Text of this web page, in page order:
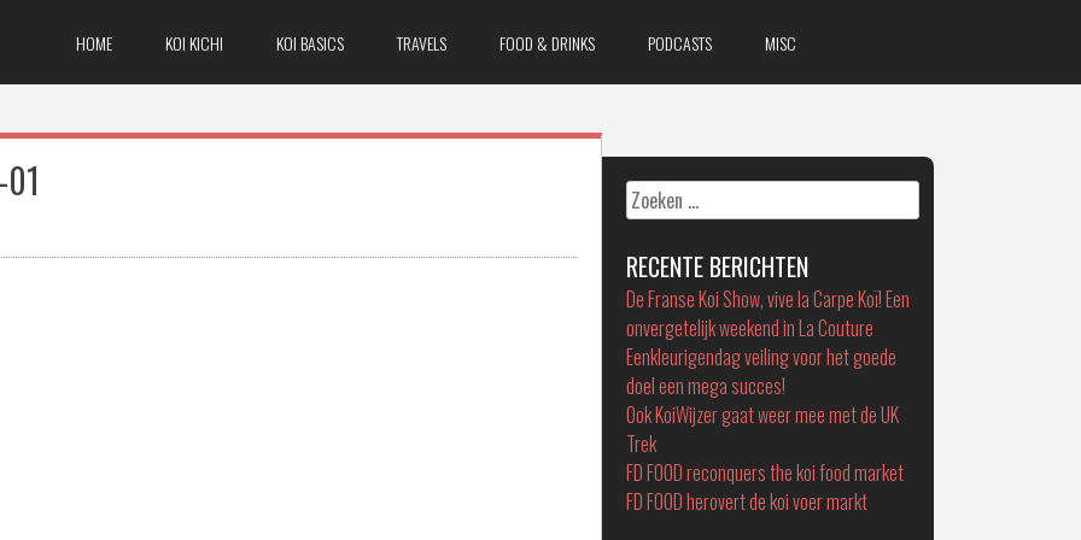
HOME KOI KICHI KOI BASICS TRAVELS FOOD & DRINKS PODCASTS MISC
Zoeken
naar:
RECENTE BERICHTEN
De Franse Koi Show, vive la Carpe Koï! Een
onvergetelijk weekend in La Couture
Eenkleurigendag veiling voor het goede
doel een mega succes!
Ook KoiWijzer gaat weer mee met de UK
Trek
FD FOOD reconquers the koi food market
FD FOOD herovert de koi voer markt